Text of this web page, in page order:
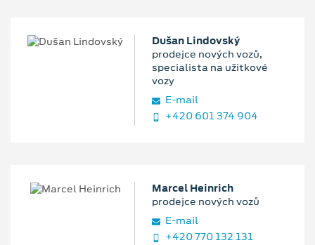
Dušan Lindovský
prodejce nových vozů,
specialista na užitkové
vozy
E‑mail
+420 601 374 904
Marcel Heinrich
prodejce nových vozů
E‑mail
+420 770 132 131